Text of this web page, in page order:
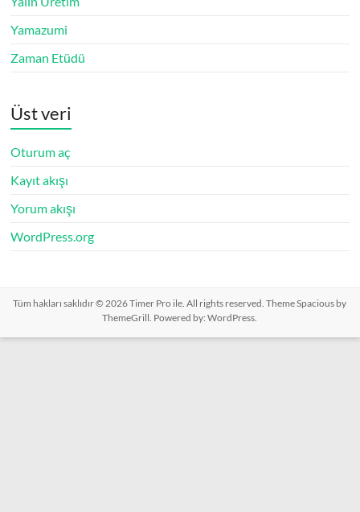
Yamazumi
Zaman Etüdü
Üst veri
Oturum aç
Kayıt akışı
Yorum akışı
WordPress.org
Tüm hakları saklıdır © 2026Timer Pro ile. All rights reserved. ThemeSpacious by
ThemeGrill. Powered by:WordPress.